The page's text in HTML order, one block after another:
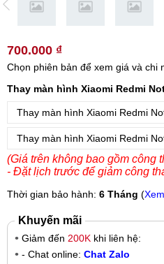
700.000 ₫
Chọn phiên bản để xem giá và chi
Thay màn hình Xiaomi Redmi
Thay màn hình Xiaomi Redmi
Thay màn hình Xiaomi Redmi
(Giá trên không bao gồm công
- Đặt lịch trước để giảm công
Thời gian bảo hành: 6 Tháng (
Khuyến mãi
Giảm đến 200K khi liên hệ:
- Chat online: Chat Zalo